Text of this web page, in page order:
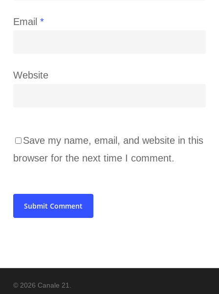
Email *
Website
Save my name, email, and website in this
browser for the next time I comment.
© 2026 Canale 21.